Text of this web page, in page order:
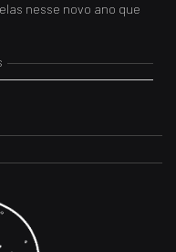
nesse novo ano que